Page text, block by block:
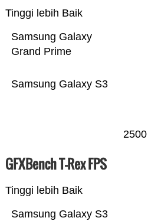
Tinggi lebih Baik
Samsung Galaxy S3
Samsung Galaxy
Grand Prime
2500
GFXBench T-Rex FPS
Tinggi lebih Baik
Samsung Galaxy S3